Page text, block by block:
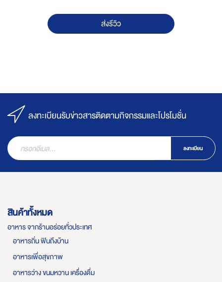
ส่งรีวิว
ลงทะเบียนรับข่าวสารติดตามกิจกรรมและโปรโมชั่น
ลงทะเบียน
สินค้าทั้งหมด
อาหาร จากร้านอร่อยทั่วประเทศ
อาหารถิ่น ฟินถึงบ้าน
อาหารเพื่อสุขภาพ
อาหารว่าง ขนมหวาน เครื่องดื่ม